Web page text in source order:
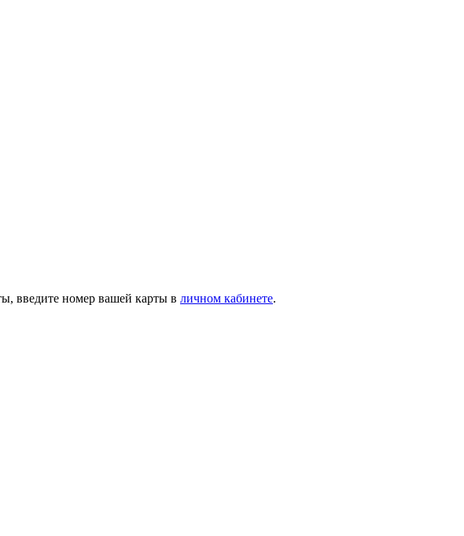
введите номер вашей карты в личном кабинете.